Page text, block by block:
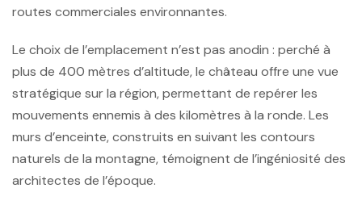
routes commerciales environnantes.
Le choix de l’emplacement n’est pas anodin : perché à
plus de 400 mètres d’altitude, le château offre une vue
stratégique sur la région, permettant de repérer les
mouvements ennemis à des kilomètres à la ronde. Les
murs d’enceinte, construits en suivant les contours
naturels de la montagne, témoignent de l’ingéniosité des
architectes de l’époque.